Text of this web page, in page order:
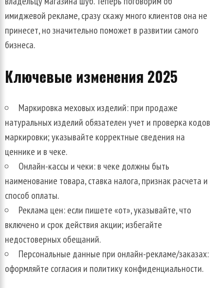
имиджевой рекламе, сразу скажу много клиентов она не
принесет, но значительно поможет в развитии самого
бизнеса.
Ключевые изменения 2025
Маркировка меховых изделий: при продаже
натуральных изделий обязателен учет и проверка кодов
маркировки; указывайте корректные сведения на
ценнике и в чеке.
Онлайн-кассы и чеки: в чеке должны быть
наименование товара, ставка налога, признак расчета и
способ оплаты.
Реклама цен: если пишете «от», указывайте, что
включено и срок действия акции; избегайте
недостоверных обещаний.
Персональные данные при онлайн-рекламе/заказах:
оформляйте согласия и политику конфиденциальности.